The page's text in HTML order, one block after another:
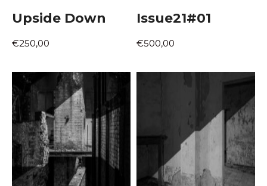
Upside Down
€250,00
Issue21#01
€500,00